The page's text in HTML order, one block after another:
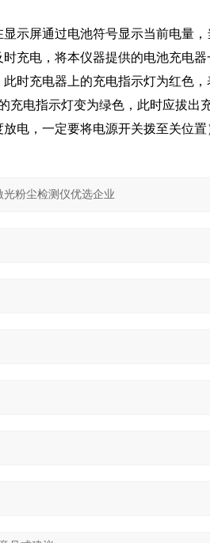
示屏通过电池符号显示当前电量
充电，将本仪器提供的电池充电
时充电器上的充电指示灯为红色，
充电指示灯变为绿色，此时应拔出
电，一定要将电源开关拨至关位置